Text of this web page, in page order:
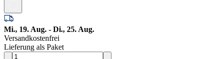
Mi., 19. Aug. - Di., 25. Aug.
Versandkostenfrei
Lieferung als Paket